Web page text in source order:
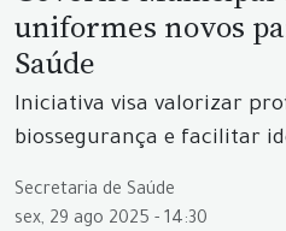
uniformes novos
Saúde
Iniciativa visa valorizar
biossegurança e facilitar
Secretaria de Saúde
sex, 29 ago 2025 - 14:30